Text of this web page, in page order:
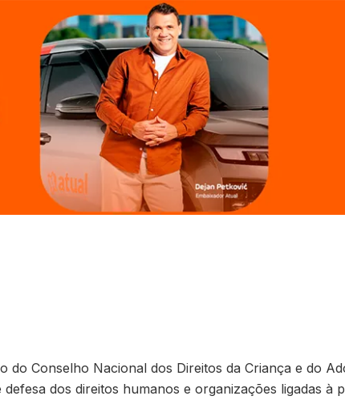
Conselho Nacional dos Direitos da Criança e do
dos direitos humanos e organizações ligadas à